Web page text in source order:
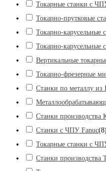
Токарные станки с
Токарно-прутковые
Токарно-карусельные
Токарно-карусельные
Вертикальные
Токарно-фрезерные
Станки по металлу
Станки производства
Станки с ЧПУ Fanuc(8)
Токарные станки с
Станки производства